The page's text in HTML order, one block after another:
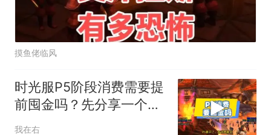
摸鱼佬临风
时光服P5阶段消费需要提
前囤金吗？先分享一个悲
伤的故事
我在右